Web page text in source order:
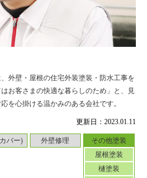
更新日：2023.01.11
バー) 外壁修理
その他塗装
屋根塗装
樋塗装
外壁・屋根の住宅外装塗装・防水工事を
お客さまの快適な暮らしのため」と、見
を心掛ける温かみのある会社です。